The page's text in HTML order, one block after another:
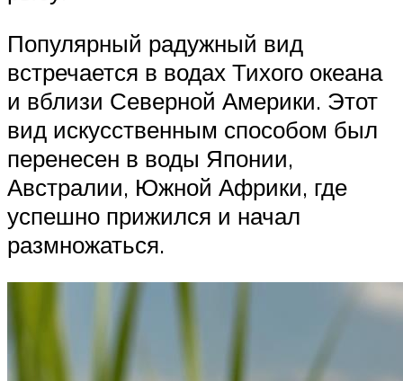
Популярный радужный вид
встречается в водах Тихого океана
и вблизи Северной Америки. Этот
вид искусственным способом был
перенесен в воды Японии,
Австралии, Южной Африки, где
успешно прижился и начал
размножаться.